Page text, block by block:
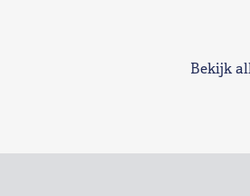
Bekijk